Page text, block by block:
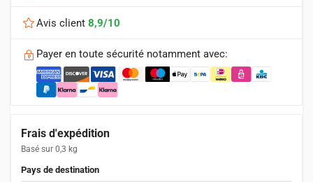
Avis client 8,9/10
Payer en toute sécurité notamment avec:
Frais d'expédition
Basé sur 0,3 kg
Pays de destination